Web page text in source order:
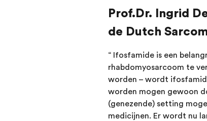
Prof.Dr. Ingrid
de Dutch
“ Ifosfamide is een
rhabdomyosarcoom te
worden – wordt
worden mogen gewoon
(genezende) setting
medicijnen. Er wordt nu